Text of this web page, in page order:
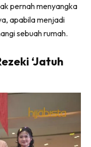
pernah menyangka
apabila menjadi
sebuah rumah.
‘Jatuh